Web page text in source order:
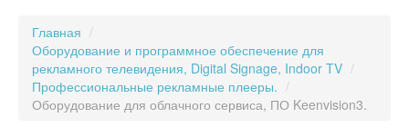
Главная /
Оборудование и программное обеспечение для
рекламного телевидения, Digital Signage, Indoor TV /
Профессиональные рекламные плееры. /
Оборудование для облачного сервиса, ПО Keenvision3.